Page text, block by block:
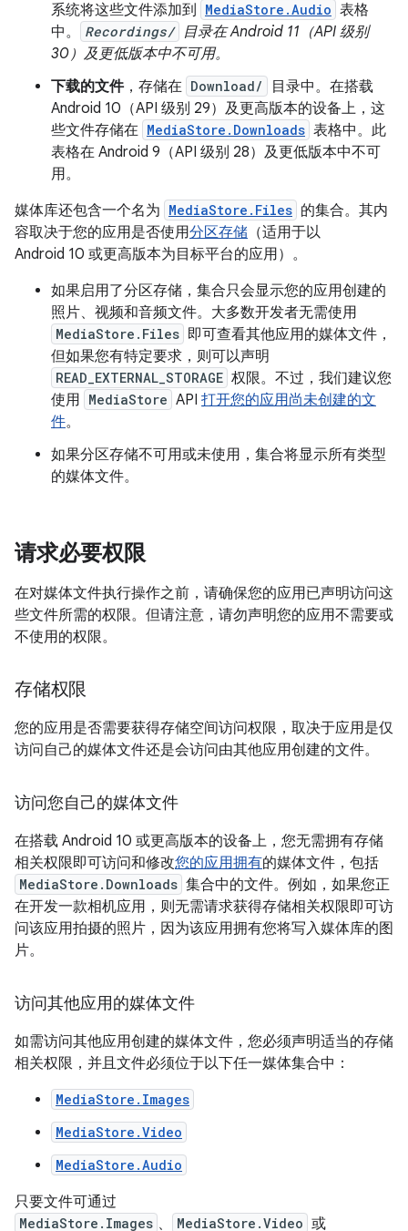
系统将这些文件添加到
MediaStore.Audio 表格
中。
Recordings/ 目录在 Android 11（API 级别
30）及更低版本中不可用。
下载的文件，存储在 Download/
目录中。在搭载
Android 10（API 级别 29）及更高版本的设备上，这
些文件存储在 MediaStore.Downloads 表格中。此
表格在 Android 9（API 级别 28）及更低版本中不可
用。
媒体库还包含一个名为 MediaStore.Files 的集合。其内
容取决于您的应用是否使用分区存储 （适用于以
Android 10 或更高版本为目标平台的应用）。
如果启用了分区存储，集合只会显示您的应用创建的
照片、视频和音频文件。大多数开发者无需使用
MediaStore.Files 即可查看其他应用的媒体文件，
但如果您有特定要求，则可以声明
READ_EXTERNAL_STORAGE 权限。不过，我们建议您
使用 MediaStore API 打开您的应用尚未创建的文
件。
如果分区存储不可用或未使用，集合将显示所有类型
的媒体文件。
请求必要权限
在对媒体文件执行操作之前，请确保您的应用已声明访问这
些文件所需的权限。但请注意，请勿声明您的应用不需要或
不使用的权限。
存储权限
您的应用是否需要获得存储空间访问权限，取决于应用是仅
访问自己的媒体文件还是会访问由其他应用创建的文件。
访问您自己的媒体文件
在搭载 Android 10 或更高版本的设备上，您无需拥有存储
相关权限即可访问和修改您的应用拥有的媒体文件，包括
MediaStore.Downloads 集合中的文件。例如，如果您正
在开发一款相机应用，则无需请求获得存储相关权限即可访
问该应用拍摄的照片，因为该应用拥有您将写入媒体库的图
片。
访问其他应用的媒体文件
如需访问其他应用创建的媒体文件，您必须声明适当的存储
相关权限，并且文件必须位于以下任一媒体集合中：
MediaStore.Images
MediaStore.Video
MediaStore.Audio
只要文件可通过
MediaStore.Images 、 MediaStore.Video 或